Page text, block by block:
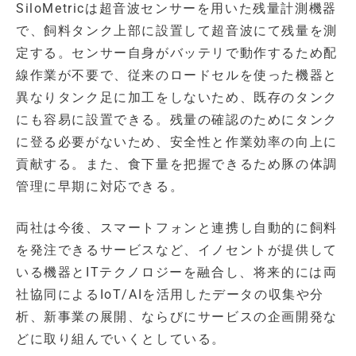
SiloMetricは超音波センサーを用いた残量計測機器
で、飼料タンク上部に設置して超音波にて残量を測
定する。センサー自身がバッテリで動作するため配
線作業が不要で、従来のロードセルを使った機器と
異なりタンク足に加工をしないため、既存のタンク
にも容易に設置できる。残量の確認のためにタンク
に登る必要がないため、安全性と作業効率の向上に
貢献する。また、食下量を把握できるため豚の体調
管理に早期に対応できる。
両社は今後、スマートフォンと連携し自動的に飼料
を発注できるサービスなど、イノセントが提供して
いる機器とITテクノロジーを融合し、将来的には両
社協同によるIoT/AIを活用したデータの収集や分
析、新事業の展開、ならびにサービスの企画開発な
どに取り組んでいくとしている。